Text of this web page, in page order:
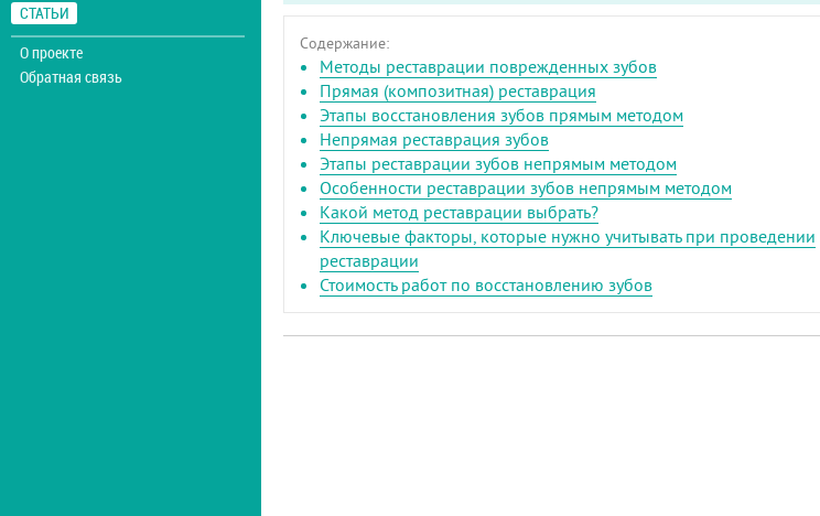
СТАТЬИ
О проекте
Обратная связь
Содержание:
Методы реставрации поврежденных зубов
Прямая (композитная) реставрация
Этапы восстановления зубов прямым методом
Непрямая реставрация зубов
Этапы реставрации зубов непрямым методом
Особенности реставрации зубов непрямым методом
Какой метод реставрации выбрать?
Ключевые факторы, которые нужно учитывать при проведении
реставрации
Стоимость работ по восстановлению зубов